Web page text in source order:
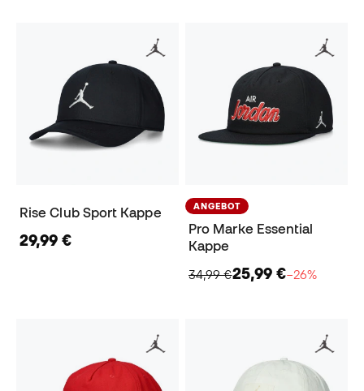
Rise Club Sport Kappe
29,99 €
ANGEBOT
Pro Marke Essential
Kappe
34,99 €25,99 €−26%